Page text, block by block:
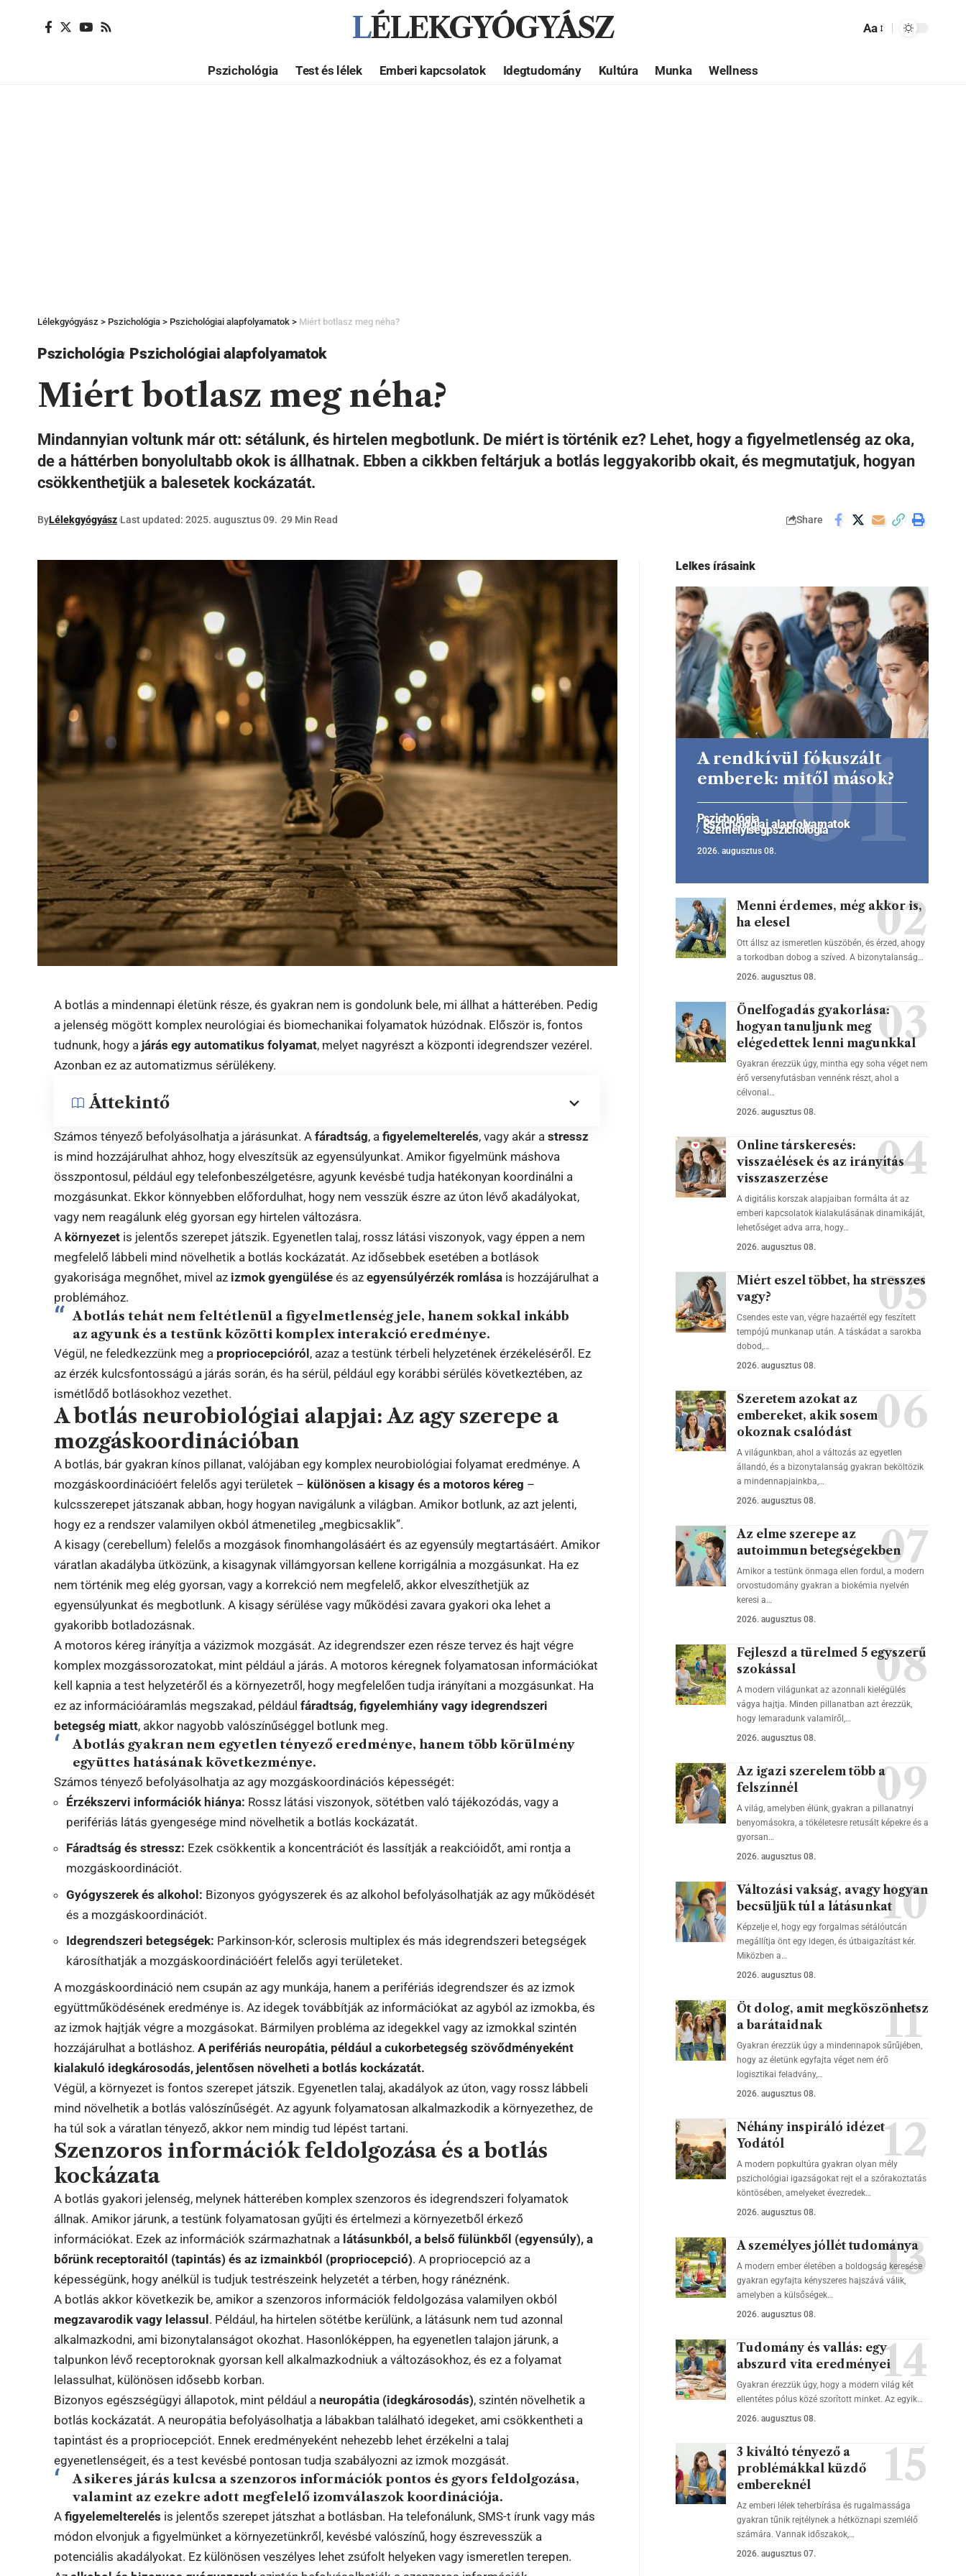
LÉLEKGYÓGYÁSZ Aa
Pszichológia Test és lélek Emberi kapcsolatok Idegtudomány Kultúra Munka Wellness
Lélekgyógyász > Pszichológia > Pszichológiai alapfolyamatok > Miért botlasz meg néha?
Pszichológia Pszichológiai alapfolyamatok
Miért botlasz meg néha?
Mindannyian voltunk már ott: sétálunk, és hirtelen megbotlunk. De miért is történik ez? Lehet, hogy a figyelmetlenség az oka,
de a háttérben bonyolultabb okok is állhatnak. Ebben a cikkben feltárjuk a botlás leggyakoribb okait, és megmutatjuk, hogyan
csökkenthetjük a balesetek kockázatát.
ByLélekgyógyász Last updated: 2025. augusztus 09. 29 Min Read Share
A botlás a mindennapi életünk része, és gyakran nem is gondolunk bele, mi állhat a hátterében. Pedig
a jelenség mögött komplex neurológiai és biomechanikai folyamatok húzódnak. Először is, fontos
tudnunk, hogy a járás egy automatikus folyamat, melyet nagyrészt a központi idegrendszer vezérel.
Azonban ez az automatizmus sérülékeny.
Áttekintő
Számos tényező befolyásolhatja a járásunkat. Afáradtság, afigyelemelterelés, vagy akár astressz
is mind hozzájárulhat ahhoz, hogy elveszítsük az egyensúlyunkat. Amikor figyelmünk máshova
összpontosul, például egy telefonbeszélgetésre, agyunk kevésbé tudja hatékonyan koordinálni a
mozgásunkat. Ekkor könnyebben előfordulhat, hogy nem vesszük észre az úton lévő akadályokat,
vagy nem reagálunk elég gyorsan egy hirtelen változásra.
A környezet is jelentős szerepet játszik. Egyenetlen talaj, rossz látási viszonyok, vagy éppen a nem
megfelelő lábbeli mind növelhetik a botlás kockázatát. Az idősebbek esetében a botlások
gyakorisága megnőhet, mivel az izmok gyengülése és azegyensúlyérzék romlása is hozzájárulhat a
problémához.
A botlás tehát nem feltétlenül a figyelmetlenség jele, hanem sokkal inkább
az agyunk és a testünk közötti komplex interakció eredménye.
Végül, ne feledkezzünk meg a propriocepcióról, azaz a testünk térbeli helyzetének érzékeléséről. Ez
az érzék kulcsfontosságú a járás során, és ha sérül, például egy korábbi sérülés következtében, az
ismétlődő botlásokhoz vezethet.
A botlás neurobiológiai alapjai: Az agy szerepe a
mozgáskoordinációban
A botlás, bár gyakran kínos pillanat, valójában egy komplex neurobiológiai folyamat eredménye. A
mozgáskoordinációért felelős agyi területek – különösen a kisagy és a motoros kéreg –
kulcsszerepet játszanak abban, hogy hogyan navigálunk a világban. Amikor botlunk, az azt jelenti,
hogy ez a rendszer valamilyen okból átmenetileg „megbicsaklik”.
A kisagy (cerebellum) felelős a mozgások finomhangolásáért és az egyensúly megtartásáért. Amikor
váratlan akadályba ütközünk, a kisagynak villámgyorsan kellene korrigálnia a mozgásunkat. Ha ez
nem történik meg elég gyorsan, vagy a korrekció nem megfelelő, akkor elveszíthetjük az
egyensúlyunkat és megbotlunk. A kisagy sérülése vagy működési zavara gyakori oka lehet a
gyakoribb botladozásnak.
A motoros kéreg irányítja a vázizmok mozgását. Az idegrendszer ezen része tervez és hajt végre
komplex mozgássorozatokat, mint például a járás. A motoros kéregnek folyamatosan információkat
kell kapnia a test helyzetéről és a környezetről, hogy megfelelően tudja irányítani a mozgásunkat. Ha
ez az információáramlás megszakad, példáulfáradtság, figyelemhiány vagy idegrendszeri
betegség miatt, akkor nagyobb valószínűséggel botlunk meg.
A botlás gyakran nem egyetlen tényező eredménye, hanem több körülmény
együttes hatásának következménye.
Számos tényező befolyásolhatja az agy mozgáskoordinációs képességét:
Érzékszervi információk hiánya: Rossz látási viszonyok, sötétben való tájékozódás, vagy a
perifériás látás gyengesége mind növelhetik a botlás kockázatát.
Fáradtság és stressz: Ezek csökkentik a koncentrációt és lassítják a reakcióidőt, ami rontja a
mozgáskoordinációt.
Gyógyszerek és alkohol: Bizonyos gyógyszerek és az alkohol befolyásolhatják az agy működését
és a mozgáskoordinációt.
Idegrendszeri betegségek: Parkinson-kór, sclerosis multiplex és más idegrendszeri betegségek
károsíthatják a mozgáskoordinációért felelős agyi területeket.
A mozgáskoordináció nem csupán az agy munkája, hanem a perifériás idegrendszer és az izmok
együttműködésének eredménye is. Az idegek továbbítják az információkat az agyból az izmokba, és
az izmok hajtják végre a mozgásokat. Bármilyen probléma az idegekkel vagy az izmokkal szintén
hozzájárulhat a botláshoz.A perifériás neuropátia, például a cukorbetegség szövődményeként
kialakuló idegkárosodás, jelentősen növelheti a botlás kockázatát.
Végül, a környezet is fontos szerepet játszik. Egyenetlen talaj, akadályok az úton, vagy rossz lábbeli
mind növelhetik a botlás valószínűségét. Az agyunk folyamatosan alkalmazkodik a környezethez, de
ha túl sok a váratlan tényező, akkor nem mindig tud lépést tartani.
Szenzoros információk feldolgozása és a botlás
kockázata
A botlás gyakori jelenség, melynek hátterében komplex szenzoros és idegrendszeri folyamatok
állnak. Amikor járunk, a testünk folyamatosan gyűjti és értelmezi a környezetből érkező
információkat. Ezek az információk származhatnak a látásunkból, a belső fülünkből (egyensúly), a
bőrünk receptoraitól (tapintás) és az izmainkból (propriocepció). A propriocepció az a
képességünk, hogy anélkül is tudjuk testrészeink helyzetét a térben, hogy ránéznénk.
A botlás akkor következik be, amikor a szenzoros információk feldolgozása valamilyen okból
megzavarodik vagy lelassul. Például, ha hirtelen sötétbe kerülünk, a látásunk nem tud azonnal
alkalmazkodni, ami bizonytalanságot okozhat. Hasonlóképpen, ha egyenetlen talajon járunk, a
talpunkon lévő receptoroknak gyorsan kell alkalmazkodniuk a változásokhoz, és ez a folyamat
lelassulhat, különösen idősebb korban.
Bizonyos egészségügyi állapotok, mint például aneuropátia (idegkárosodás), szintén növelhetik a
botlás kockázatát. A neuropátia befolyásolhatja a lábakban található idegeket, ami csökkentheti a
tapintást és a propriocepciót. Ennek eredményeként nehezebb lehet érzékelni a talaj
egyenetlenségeit, és a test kevésbé pontosan tudja szabályozni az izmok mozgását.
A sikeres járás kulcsa a szenzoros információk pontos és gyors feldolgozása,
valamint az ezekre adott megfelelő izomválaszok koordinációja.
Afigyelemelterelés is jelentős szerepet játszhat a botlásban. Ha telefonálunk, SMS-t írunk vagy más
módon elvonjuk a figyelmünket a környezetünkről, kevésbé valószínű, hogy észrevesszük a
potenciális akadályokat. Ez különösen veszélyes lehet zsúfolt helyeken vagy ismeretlen terepen.
Lelkes írásaink
A rendkívül fókuszált
emberek: mitől mások?
Pszichológia
Pszichológiai alapfolyamatok
Személyiségpszichológia
2026. augusztus 08.
Menni érdemes, még akkor is,
ha elesel
Ott állsz az ismeretlen küszöbén, és érzed, ahogy
a torkodban dobog a szíved. A bizonytalanság…
2026. augusztus 08.
Önelfogadás gyakorlása:
hogyan tanuljunk meg
elégedettek lenni magunkkal
Gyakran érezzük úgy, mintha egy soha véget nem
érő versenyfutásban vennénk részt, ahol a
célvonal…
2026. augusztus 08.
Online társkeresés:
visszaélések és az irányítás
visszaszerzése
A digitális korszak alapjaiban formálta át az
emberi kapcsolatok kialakulásának dinamikáját,
lehetőséget adva arra, hogy…
2026. augusztus 08.
Miért eszel többet, ha stresszes
vagy?
Csendes este van, végre hazaértél egy feszített
tempójú munkanap után. A táskádat a sarokba
dobod,…
2026. augusztus 08.
Szeretem azokat az
embereket, akik sosem
okoznak csalódást
A világunkban, ahol a változás az egyetlen
állandó, és a bizonytalanság gyakran beköltözik
a mindennapjainkba,…
2026. augusztus 08.
Az elme szerepe az
autoimmun betegségekben
Amikor a testünk önmaga ellen fordul, a modern
orvostudomány gyakran a biokémia nyelvén
keresi a…
2026. augusztus 08.
Fejleszd a türelmed 5 egyszerű
szokással
A modern világunkat az azonnali kielégülés
vágya hajtja. Minden pillanatban azt érezzük,
hogy lemaradunk valamiről,…
2026. augusztus 08.
Az igazi szerelem több a
felszínnél
A világ, amelyben élünk, gyakran a pillanatnyi
benyomásokra, a tökéletesre retusált képekre és a
gyorsan…
2026. augusztus 08.
Változási vakság, avagy hogyan
becsüljük túl a látásunkat
Képzelje el, hogy egy forgalmas sétálóutcán
megállítja önt egy idegen, és útbaigazítást kér.
Miközben a…
2026. augusztus 08.
Öt dolog, amit megköszönhetsz
a barátaidnak
Gyakran érezzük úgy a mindennapok sűrűjében,
hogy az életünk egyfajta véget nem érő
logisztikai feladvány,…
2026. augusztus 08.
Néhány inspiráló idézet
Yodától
A modern popkultúra gyakran olyan mély
pszichológiai igazságokat rejt el a szórakoztatás
köntösében, amelyeket évezredek…
2026. augusztus 08.
A személyes jóllét tudománya
A modern ember életében a boldogság keresése
gyakran egyfajta kényszeres hajszává válik,
amelyben a külsőségek…
2026. augusztus 08.
Tudomány és vallás: egy
abszurd vita eredményei
Gyakran érezzük úgy, hogy a modern világ két
ellentétes pólus közé szorított minket. Az egyik…
2026. augusztus 08.
3 kiváltó tényező a
problémákkal küzdő
embereknél
Az emberi lélek teherbírása és rugalmassága
gyakran tűnik rejtélynek a hétköznapi szemlélő
számára. Vannak időszakok,…
2026. augusztus 07.